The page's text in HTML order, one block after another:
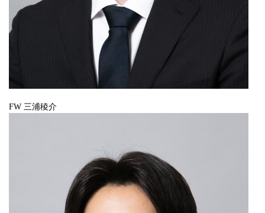
FW 三浦稜介